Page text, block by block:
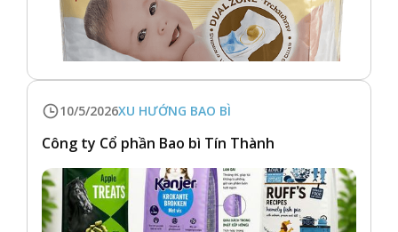
10/5/2026XU HƯỚNG BAO BÌ
Công ty Cổ phần Bao bì Tín Thành